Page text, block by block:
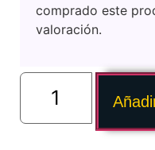
comprado este
valoración.